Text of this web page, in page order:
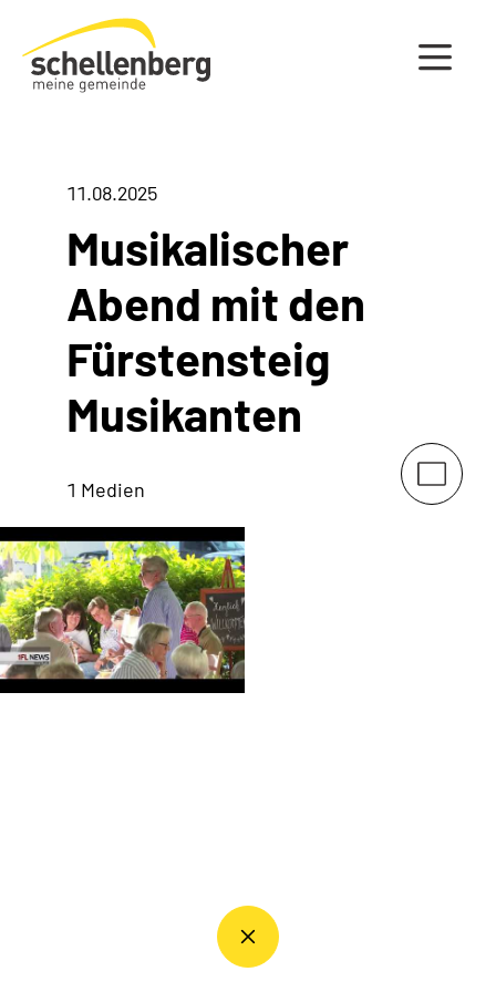
Gemeinde Schellenberg Startseite
11.08.2025
Musikalischer
Abend mit den
Fürstensteig
Musikanten
1 Medien